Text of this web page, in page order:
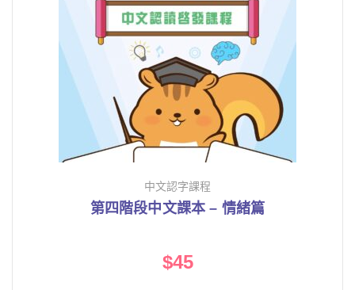
中文認字課程
第四階段中文課本 – 情緒篇
$45